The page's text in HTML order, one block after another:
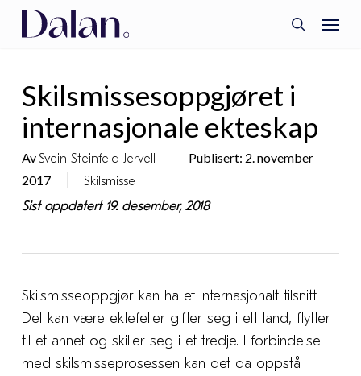
Skip
search
Menu
Skilsmissesoppgjøret i
internasjonale ekteskap
AvSvein Steinfeld Jervell
Publisert: 2. november
2017
Skilsmisse
Sist oppdatert 19. desember, 2018
Skilsmisseoppgjør kan ha et internasjonalt tilsnitt.
Det kan være ektefeller gifter seg i ett land, flytter
til et annet og skiller seg i et tredje. I forbindelse
med skilsmisseprosessen kan det da oppstå